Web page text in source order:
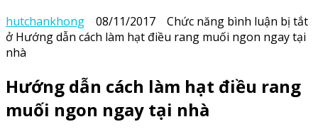
hutchankhong 08/11/2017
Chức năng bình luận bị tắt
ở Hướng dẫn cách làm hạt điều rang muối ngon ngay tại
nhà
Hướng dẫn cách làm hạt điều rang
muối ngon ngay tại nhà